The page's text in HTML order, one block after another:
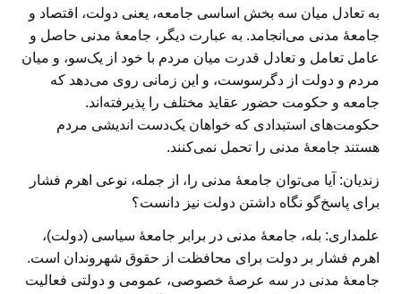
به تعادل میان سه بخش اساسی جامعه، یعنی دولت، اقتصاد و
جامعهٔ مدنی می‌انجامد. به عبارت دیگر، جامعهٔ مدنی حاصل و
عامل تعامل و تعادل قدرت میان مردم با خود از یک‌سو، و میان
مردم و دولت از دگرسوست، و این زمانی روی می‌دهد که
جامعه و حکومت حضور عقاید مختلف را پذیرفته‌اند.
حکومت‌های استبدادی که خواهان یک‌دست اندیشی مردم
هستند جامعهٔ مدنی را تحمل نمی‌کنند.
زندیان: آیا می‌توان جامعهٔ مدنی را، از جمله، نوعی اهرم فشار
برای پاسخ‌گو نگاه‌ داشتن دولت نیز دانست؟
علمداری: بله، جامعهٔ مدنی در برابر جامعهٔ سیاسی (دولت)،
اهرم فشار بر دولت برای محافظت از حقوق شهروندان است.
جامعهٔ مدنی در سه عرصهٔ خصوصی، عمومی و دولتی فعالیت